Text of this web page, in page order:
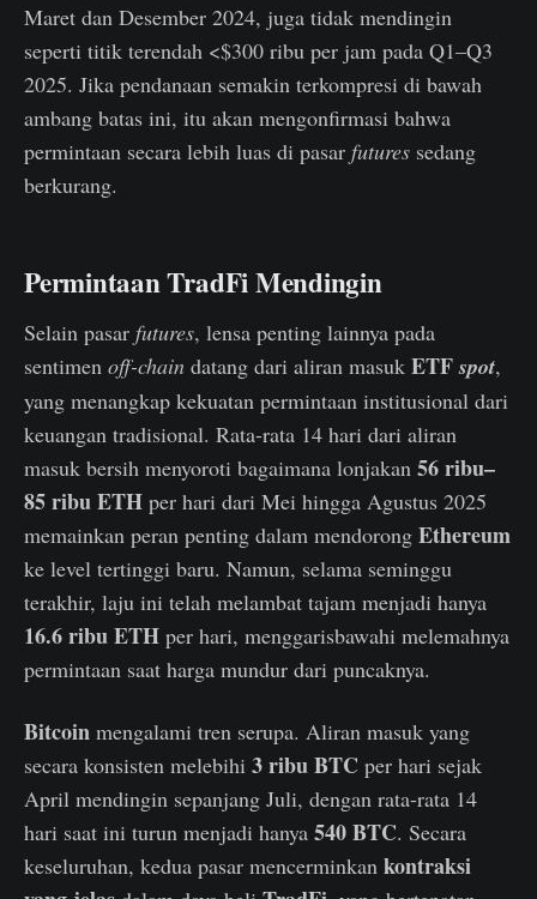
Maret dan Desember 2024, juga tidak mendingin
seperti titik terendah <$300 ribu per jam pada Q1–Q3
2025. Jika pendanaan semakin terkompresi di bawah
ambang batas ini, itu akan mengonfirmasi bahwa
permintaan secara lebih luas di pasar futures sedang
berkurang.
Permintaan TradFi Mendingin
Selain pasar futures, lensa penting lainnya pada
sentimen off-chain datang dari aliran masuk ETFspot,
yang menangkap kekuatan permintaan institusional dari
keuangan tradisional. Rata-rata 14 hari dari aliran
masuk bersih menyoroti bagaimana lonjakan 56 ribu–
85 ribu ETH per hari dari Mei hingga Agustus 2025
memainkan peran penting dalam mendorong Ethereum
ke level tertinggi baru. Namun, selama seminggu
terakhir, laju ini telah melambat tajam menjadi hanya
16.6 ribu ETH per hari, menggarisbawahi melemahnya
permintaan saat harga mundur dari puncaknya.
Bitcoin mengalami tren serupa. Aliran masuk yang
secara konsisten melebihi 3 ribu BTC per hari sejak
April mendingin sepanjang Juli, dengan rata-rata 14
hari saat ini turun menjadi hanya 540 BTC. Secara
keseluruhan, kedua pasar mencerminkan kontraksi